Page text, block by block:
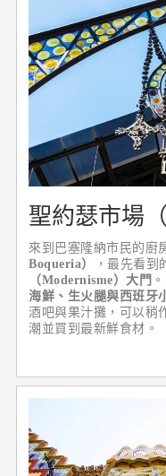
聖約瑟市場（
來到巴塞隆納市民的廚
Boqueria）
，最先看到
（Modernisme）大門
海鮮、生火腿與西班牙
酒吧與果汁攤，可以稍
潮並買到最新鮮食材。